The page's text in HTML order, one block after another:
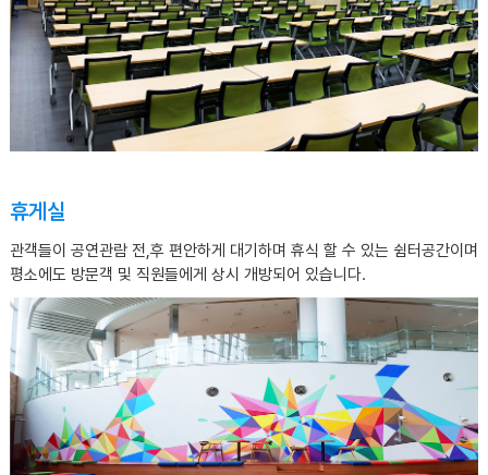
휴게실
관객들이 공연관람 전,후 편안하게 대기하며 휴식 할 수 있는 쉼터공간이며
평소에도 방문객 및 직원들에게 상시 개방되어 있습니다.